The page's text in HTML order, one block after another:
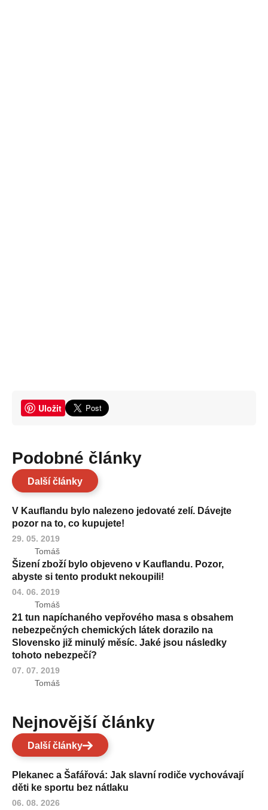
Uložit
Podobné články
Další články
V Kauflandu bylo nalezeno jedovaté zelí. Dávejte
pozor na to, co kupujete!
29. 05. 2019
Tomáš
Šizení zboží bylo objeveno v Kauflandu. Pozor,
abyste si tento produkt nekoupili!
04. 06. 2019
Tomáš
21 tun napíchaného vepřového masa s obsahem
nebezpečných chemických látek dorazilo na
Slovensko již minulý měsíc. Jaké jsou následky
tohoto nebezpečí?
07. 07. 2019
Tomáš
Nejnovější články
Další články
Plekanec a Šafářová: Jak slavní rodiče vychovávají
děti ke sportu bez nátlaku
06. 08. 2026